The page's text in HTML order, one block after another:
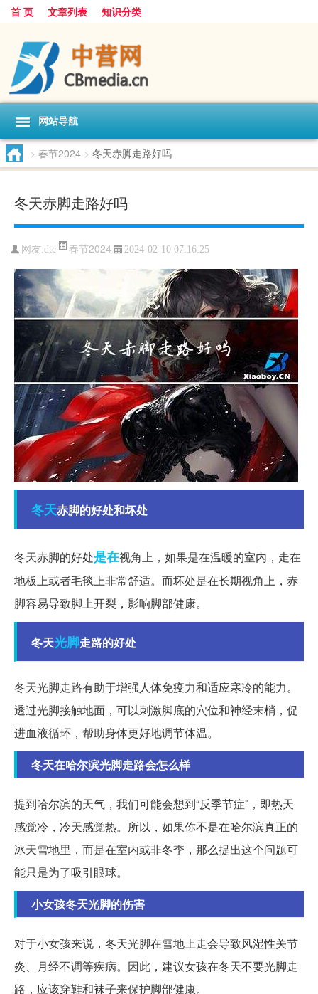
首 页 文章列表 知识分类
网站导航
> 春节2024 > 冬天赤脚走路好吗
冬天赤脚走路好吗
网友:dtc 春节2024 2024-02-10 07:16:25
冬天赤脚的好处和坏处
冬天赤脚的好处是在视角上，如果是在温暖的室内，走在
地板上或者毛毯上非常舒适。而坏处是在长期视角上，赤
脚容易导致脚上开裂，影响脚部健康。
冬天光脚走路的好处
冬天光脚走路有助于增强人体免疫力和适应寒冷的能力。
透过光脚接触地面，可以刺激脚底的穴位和神经末梢，促
进血液循环，帮助身体更好地调节体温。
冬天在哈尔滨光脚走路会怎么样
提到哈尔滨的天气，我们可能会想到“反季节症”，即热天
感觉冷，冷天感觉热。所以，如果你不是在哈尔滨真正的
冰天雪地里，而是在室内或非冬季，那么提出这个问题可
能只是为了吸引眼球。
小女孩冬天光脚的伤害
对于小女孩来说，冬天光脚在雪地上走会导致风湿性关节
炎、月经不调等疾病。因此，建议女孩在冬天不要光脚走
路，应该穿鞋和袜子来保护脚部健康。